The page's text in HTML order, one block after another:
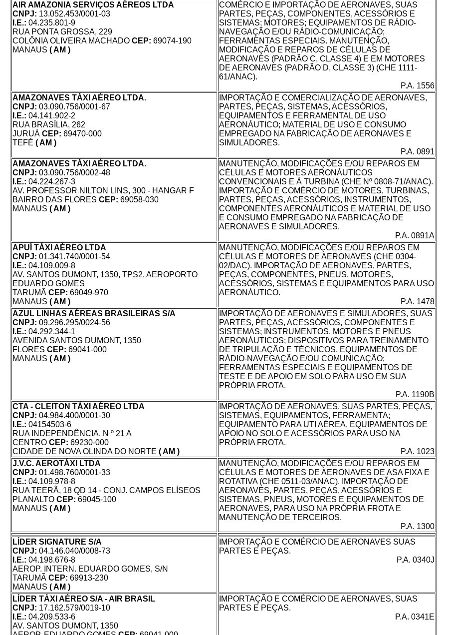
AIR AMAZONIA SERVIÇOS AÉREOS LTDA
CNPJ: 13.052.453/0001-03
I.E.: 04.235.801-9
RUA PONTA GROSSA, 229
COLÔNIA OLIVEIRA MACHADO CEP: 69074-190
MANAUS ( AM )
COMÉRCIO E IMPORTAÇÃO DE AERONAVES, SUAS
PARTES, PEÇAS, COMPONENTES, ACESSÓRIOS E
SISTEMAS; MOTORES; EQUIPAMENTOS DE RÁDIO-
NAVEGAÇÃO E/OU RÁDIO-COMUNICAÇÃO;
FERRAMENTAS ESPECIAIS. MANUTENÇÃO,
MODIFICAÇÃO E REPAROS DE CÉLULAS DE
AERONAVES (PADRÃO C, CLASSE 4) E EM MOTORES
DE AERONAVES (PADRÃO D, CLASSE 3) (CHE 1111-
61/ANAC).
P.A. 1556
AMAZONAVES TÁXI AÉREO LTDA.
CNPJ: 03.090.756/0001-67
I.E.: 04.141.902-2
RUA BRASÍLIA, 262
JURUÁ CEP: 69470-000
TEFÉ ( AM )
IMPORTAÇÃO E COMERCIALIZAÇÃO DE AERONAVES,
PARTES, PEÇAS, SISTEMAS, ACESSÓRIOS,
EQUIPAMENTOS E FERRAMENTAL DE USO
AERONÁUTICO; MATERIAL DE USO E CONSUMO
EMPREGADO NA FABRICAÇÃO DE AERONAVES E
SIMULADORES.
P.A. 0891
AMAZONAVES TÁXI AÉREO LTDA.
CNPJ: 03.090.756/0002-48
I.E.: 04.224.267-3
AV. PROFESSOR NILTON LINS, 300 - HANGAR F
BAIRRO DAS FLORES CEP: 69058-030
MANAUS ( AM )
MANUTENÇÃO, MODIFICAÇÕES E/OU REPAROS EM
CÉLULAS E MOTORES AERONÁUTICOS
CONVENCIONAIS E À TURBINA (CHE Nº 0808-71/ANAC).
IMPORTAÇÃO E COMÉRCIO DE MOTORES, TURBINAS,
PARTES, PEÇAS, ACESSÓRIOS, INSTRUMENTOS,
COMPONENTES AERONÁUTICOS E MATERIAL DE USO
E CONSUMO EMPREGADO NA FABRICAÇÃO DE
AERONAVES E SIMULADORES.
P.A. 0891A
APUÍ TÁXI AÉREO LTDA
CNPJ: 01.341.740/0001-54
I.E.: 04.109.009-8
AV. SANTOS DUMONT, 1350, TPS2, AEROPORTO
EDUARDO GOMES
TARUMÃ CEP: 69049-970
MANAUS ( AM )
MANUTENÇÃO, MODIFICAÇÕES E/OU REPAROS EM
CÉLULAS E MOTORES DE AERONAVES (CHE 0304-
02/DAC). IMPORTAÇÃO DE AERONAVES, PARTES,
PEÇAS, COMPONENTES, PNEUS, MOTORES,
ACESSÓRIOS, SISTEMAS E EQUIPAMENTOS PARA USO
AERONÁUTICO.
P.A. 1478
AZUL LINHAS AÉREAS BRASILEIRAS S/A
CNPJ: 09.296.295/0024-56
I.E.: 04.292.344-1
AVENIDA SANTOS DUMONT, 1350
FLORES CEP: 69041-000
MANAUS ( AM )
IMPORTAÇÃO DE AERONAVES E SIMULADORES, SUAS
PARTES, PEÇAS, ACESSÓRIOS, COMPONENTES E
SISTEMAS; INSTRUMENTOS, MOTORES E PNEUS
AERONÁUTICOS; DISPOSITIVOS PARA TREINAMENTO
DE TRIPULAÇÃO E TÉCNICOS, EQUIPAMENTOS DE
RÁDIO-NAVEGAÇÃO E/OU COMUNICAÇÃO;
FERRAMENTAS ESPECIAIS E EQUIPAMENTOS DE
TESTE E DE APOIO EM SOLO PARA USO EM SUA
PRÓPRIA FROTA.
P.A. 1190B
CTA - CLEITON TÁXI AÉREO LTDA
CNPJ: 04.984.400/0001-30
I.E.: 04154503-6
RUA INDEPENDÊNCIA, N º 21 A
CENTRO CEP: 69230-000
CIDADE DE NOVA OLINDA DO NORTE ( AM )
IMPORTAÇÃO DE AERONAVES, SUAS PARTES, PEÇAS,
SISTEMAS, EQUIPAMENTOS, FERRAMENTA;
EQUIPAMENTO PARA UTI AÉREA, EQUIPAMENTOS DE
APOIO NO SOLO E ACESSÓRIOS PARA USO NA
PRÓPRIA FROTA.
P.A. 1023
J.V.C. AEROTÁXI LTDA
CNPJ: 01.498.760/0001-33
I.E.: 04.109.978-8
RUA TEERÃ, 18 QD 14 - CONJ. CAMPOS ELÍSEOS
PLANALTO CEP: 69045-100
MANAUS ( AM )
MANUTENÇÃO, MODIFICAÇÕES E/OU REPAROS EM
CÉLULAS E MOTORES DE AERONAVES DE ASA FIXA E
ROTATIVA (CHE 0511-03/ANAC). IMPORTAÇÃO DE
AERONAVES, PARTES, PEÇAS, ACESSÓRIOS E
SISTEMAS, PNEUS, MOTORES E EQUIPAMENTOS DE
AERONAVES, PARA USO NA PRÓPRIA FROTA E
MANUTENÇÃO DE TERCEIROS.
P.A. 1300
LÍDER SIGNATURE S/A
CNPJ: 04.146.040/0008-73
I.E.: 04.198.676-8
AEROP. INTERN. EDUARDO GOMES, S/N
TARUMÃ CEP: 69913-230
MANAUS ( AM )
IMPORTAÇÃO E COMÉRCIO DE AERONAVES SUAS
PARTES E PEÇAS.
P.A. 0340J
LÍDER TÁXI AÉREO S/A - AIR BRASIL
CNPJ: 17.162.579/0019-10
I.E.: 04.209.533-6
AV. SANTOS DUMONT, 1350
IMPORTAÇÃO E COMÉRCIO DE AERONAVES, SUAS
PARTES E PEÇAS.
P.A. 0341E